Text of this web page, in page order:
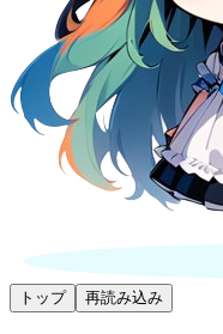
トップ 再読み込み